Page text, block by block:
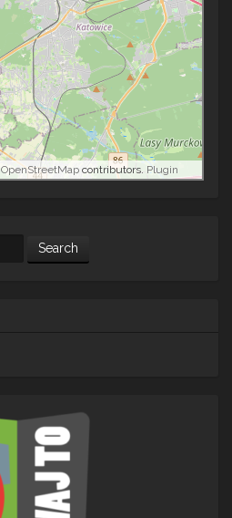
OpenStreetMap contributors. Plugin